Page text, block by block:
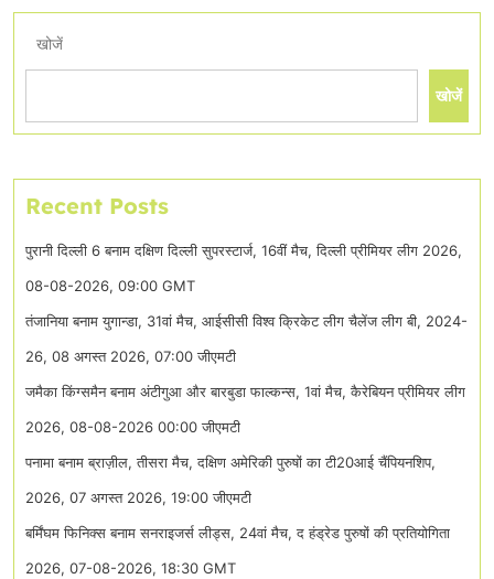
खोजें
खोजें
Recent Posts
पुरानी दिल्ली 6 बनाम दक्षिण दिल्ली सुपरस्टार्ज, 16वीं मैच, दिल्ली प्रीमियर लीग 2026,
08-08-2026, 09:00 GMT
तंजानिया बनाम युगान्डा, 31वां मैच, आईसीसी विश्व क्रिकेट लीग चैलेंज लीग बी, 2024-
26, 08 अगस्त 2026, 07:00 जीएमटी
जमैका किंग्समैन बनाम अंटीगुआ और बारबुडा फाल्कन्स, 1वां मैच, कैरेबियन प्रीमियर लीग
2026, 08-08-2026 00:00 जीएमटी
पनामा बनाम ब्राज़ील, तीसरा मैच, दक्षिण अमेरिकी पुरुषों का टी20आई चैंपियनशिप,
2026, 07 अगस्त 2026, 19:00 जीएमटी
बर्मिंघम फिनिक्स बनाम सनराइजर्स लीड्स, 24वां मैच, द हंड्रेड पुरुषों की प्रतियोगिता
2026, 07-08-2026, 18:30 GMT